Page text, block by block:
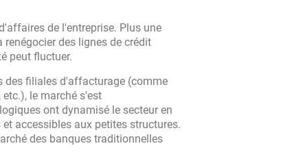
de l'entreprise. Plus une
des lignes de crédit
peut fluctuer.
des filiales d'affacturage (comme
le marché s'est
ont dynamisé le secteur en
accessibles aux petites structures.
des banques traditionnelles